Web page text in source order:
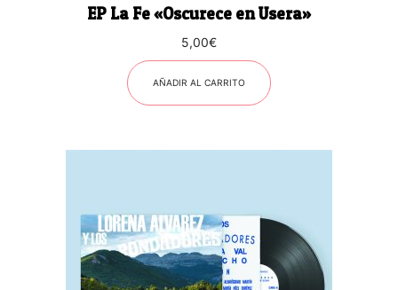
EP La Fe «Oscurece en Usera»
5,00€
AÑADIR AL CARRITO